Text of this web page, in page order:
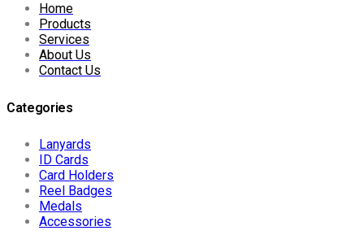
Home
Products
Services
About Us
Contact Us
Categories
Lanyards
ID Cards
Card Holders
Reel Badges
Medals
Accessories